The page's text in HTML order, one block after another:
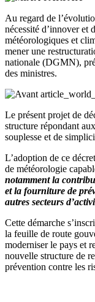
Au regard de
nécessité d’innover et
météorologiques et
mener une
nationale (DGMN),
des ministres.
Le présent projet de
structure répondant
souplesse et de
L’adoption de ce
de météorologie
notamment la
et la fourniture de
autres secteurs
Cette démarche
la feuille de route
moderniser le pays et
nouvelle structure de
prévention contre les